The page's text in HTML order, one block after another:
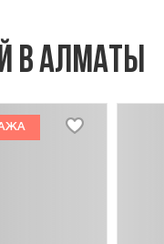
в Алматы